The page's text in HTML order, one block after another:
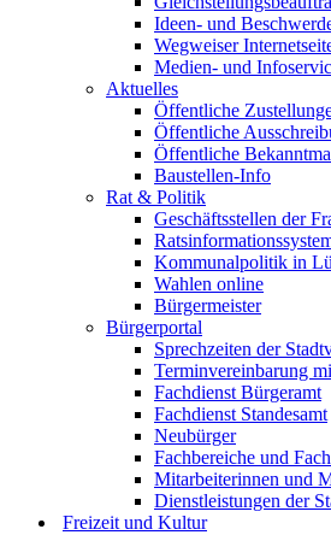
Ideen- und
Wegweiser
Medien- und
Aktuelles
Öffentliche
Öffentliche
Öffentliche
Baustellen-Info
Rat & Politik
Geschäftsstellen der
Kommunalpolitik in
Wahlen online
Bürgermeister
Bürgerportal
Sprechzeiten der
Terminvereinbarung
Fachdienst Bürgeramt
Fachdienst Standesamt
Neubürger
Fachbereiche und
Mitarbeiterinnen und
Dienstleistungen der
Freizeit und Kultur